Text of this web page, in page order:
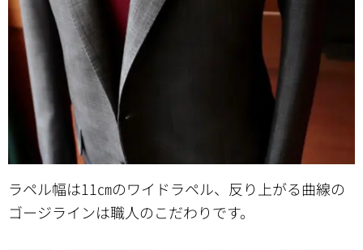
ラペル幅は11㎝のワイドラペル、反り上がる曲線の
ゴージラインは職人のこだわりです。